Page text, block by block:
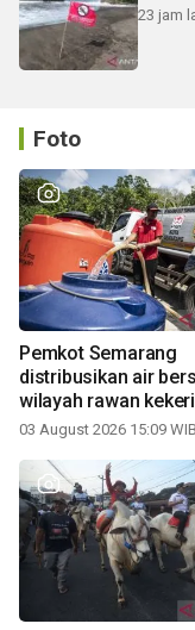
23 jam
Foto
Pemkot Semarang
distribusikan air
wilayah rawan
03 August 2026 15:09 WIB